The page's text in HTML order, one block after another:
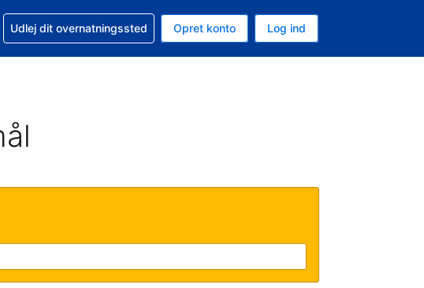
valuta er Danske kroner
Dit nuværende sprog er Dansk
hjælp til en booking
Udlej dit overnatningssted Opret konto Log ind